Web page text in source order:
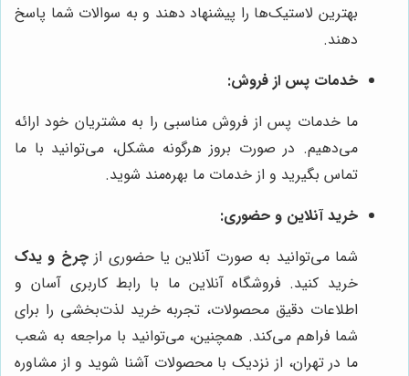
بهترین لاستیک‌ها را پیشنهاد دهند و به سوالات شما پاسخ
دهند.
خدمات پس از فروش:
ما خدمات پس از فروش مناسبی را به مشتریان خود ارائه
می‌دهیم. در صورت بروز هرگونه مشکل، می‌توانید با ما
تماس بگیرید و از خدمات ما بهره‌مند شوید.
خرید آنلاین و حضوری:
شما می‌توانید به صورت آنلاین یا حضوری ازچرخ و یدک
خرید کنید. فروشگاه آنلاین ما با رابط کاربری آسان و
اطلاعات دقیق محصولات، تجربه خرید لذت‌بخشی را برای
شما فراهم می‌کند. همچنین، می‌توانید با مراجعه به شعب
ما در تهران، از نزدیک با محصولات آشنا شوید و از مشاوره